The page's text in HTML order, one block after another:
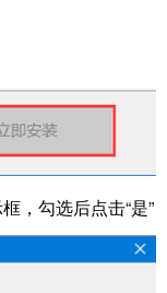
，勾选后点击“是”